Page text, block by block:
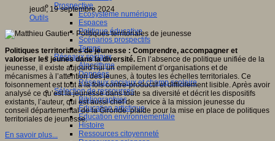
Prospective
Ecosystème numérique
Espaces
Politique éducative
Scénarios prospectifs
Temps
Réseaux sociaux
Algorithme
Données
Réseaux sociaux et champ scolaire
Sélection de ressources
Bibliographies
Education artistique
Education environnementale
Histoire
Ressources citoyenneté
jeudi, 19 septembre 2024
Outils
Politiques territoriales de jeunesse : Comprendre, accompagner et
valoriser les jeunes dans la diversité. En l’absence de politique unifiée de la
jeunesse, il existe aujourd’hui un empilement d’organisations et de
mécanismes à l’attention des jeunes, à toutes les échelles territoriales. Ce
foisonnement est tout à la fois contre-productif et difficilement lisible. Après avoir
analysé ce qu’est la jeunesse dans toute sa diversité et décrit les dispositifs
existants, l’auteur, qui est aussi chef de service à la mission jeunesse du
conseil départemental de la Gironde, plaide pour la mise en place de politiques
territoriales de jeunesse.
En savoir plus...